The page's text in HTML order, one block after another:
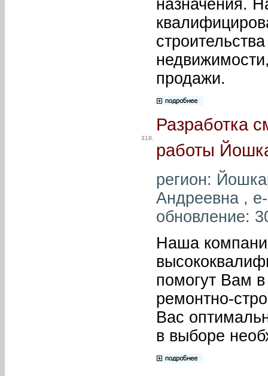
назначения.
продажи.
318.
Разработка
работы
регион:
Андреевна ,
обновление:
Наша
помогут Вам
ремонтно-
Вас
в выборе